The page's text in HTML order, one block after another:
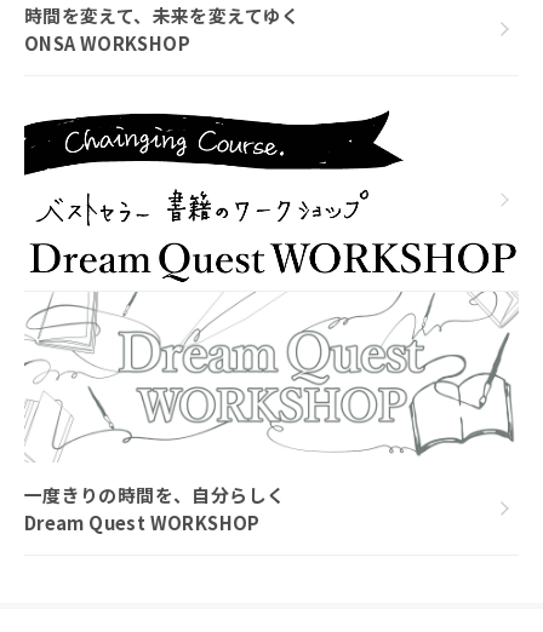
時間を変えて、未来を変えてゆく
ONSA WORKSHOP
一度きりの時間を、自分らしく
Dream Quest WORKSHOP